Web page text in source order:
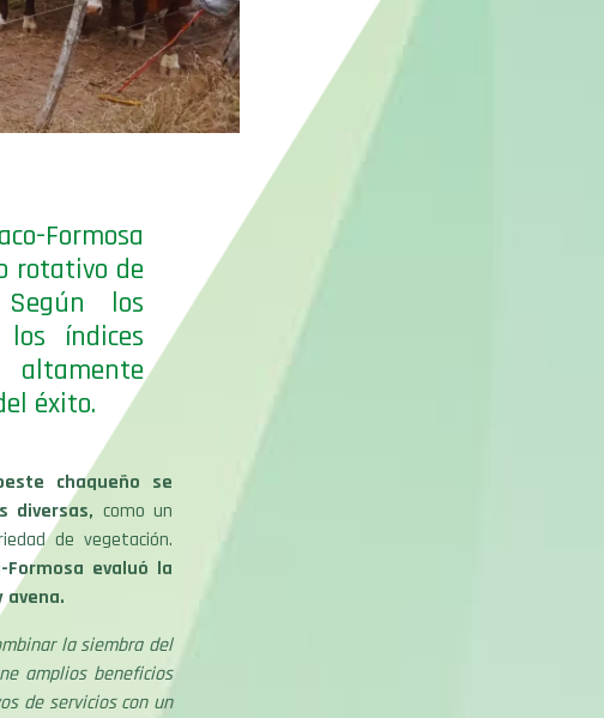
Formosa
rotativo de
los
índices
éxito.
chaqueño se
diversas, como un
de vegetación.
Formosa evaluó la
avena.
la siembra del
amplios beneficios
de servicios con un